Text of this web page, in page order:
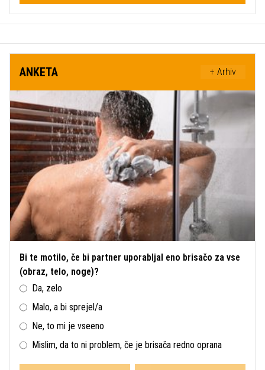
ANKETA + Arhiv
Bi te motilo, če bi partner uporabljal eno brisačo za vse
(obraz, telo, noge)?
Da, zelo
Malo, a bi sprejel/a
Ne, to mi je vseeno
Mislim, da to ni problem, če je brisača redno oprana